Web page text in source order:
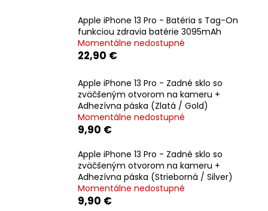
Apple iPhone 13 Pro - Batéria s Tag-On
funkciou zdravia batérie 3095mAh
Momentálne nedostupné
22,90 €
Apple iPhone 13 Pro - Zadné sklo so
zväčšeným otvorom na kameru +
Adhezívna páska (Zlatá / Gold)
Momentálne nedostupné
9,90 €
Apple iPhone 13 Pro - Zadné sklo so
zväčšeným otvorom na kameru +
Adhezívna páska (Strieborná / Silver)
Momentálne nedostupné
9,90 €
HĽADAŤ